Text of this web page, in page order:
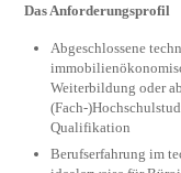
Das Anforderungsprofil
Abgeschlossene
Weiterbildung oder
(Fach-
Qualifikation
Berufserfahrung im